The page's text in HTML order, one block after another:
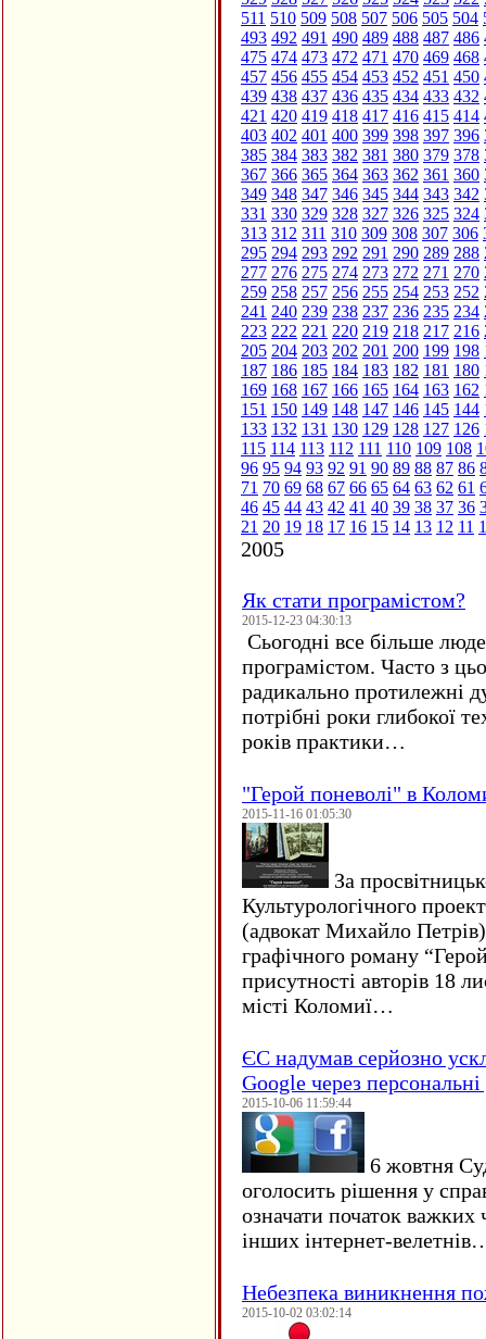
511 510 509 508 507 506 505 504
493 492 491 490 489 488 487 486
475 474 473 472 471 470 469 468
457 456 455 454 453 452 451 450
439 438 437 436 435 434 433 432
421 420 419 418 417 416 415 414
403 402 401 400 399 398 397 396
385 384 383 382 381 380 379 378
367 366 365 364 363 362 361 360
349 348 347 346 345 344 343 342
331 330 329 328 327 326 325 324
313 312 311 310 309 308 307 306
295 294 293 292 291 290 289 288
277 276 275 274 273 272 271 270
259 258 257 256 255 254 253 252
241 240 239 238 237 236 235 234
223 222 221 220 219 218 217 216
205 204 203 202 201 200 199 198
187 186 185 184 183 182 181 180
169 168 167 166 165 164 163 162
151 150 149 148 147 146 145 144
133 132 131 130 129 128 127 126
115 114 113 112 111 110 109 108
96 95 94 93 92 91 90 89 88 87 86
71 70 69 68 67 66 65 64 63 62 61
46 45 44 43 42 41 40 39 38 37 36
21 20 19 18 17 16 15 14 13 12 11
2005
Як стати програмістом?
2015-12-23 04:30:13
Сьогодні все більше
програмістом. Часто з
радикально протилежні
потрібні роки глибокої
років практики…
"Герой поневолі" в
2015-11-16 01:05:30
За
Культурологічного
(адвокат Михайло
графічного роману
присутності авторів 18
місті Коломиї…
ЄC надумав серйозно
Google через персональні
2015-10-06 11:59:44
6 жовтня
оголосить рішення у
означати початок важких
інших інтернет-
Небезпека виникнення
2015-10-02 03:02:14